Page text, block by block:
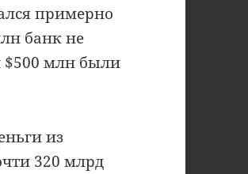
примерно
банк не
$500 млн были
из
320 млрд